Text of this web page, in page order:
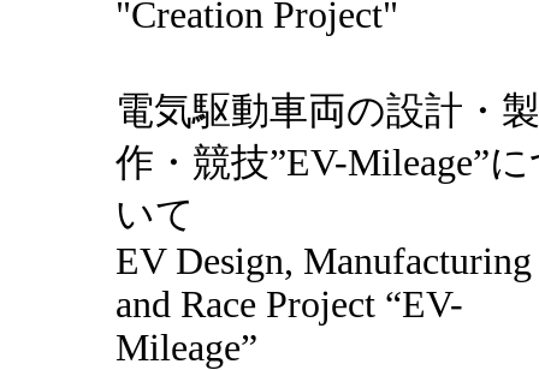
"Creation Project"
電気駆動車両の設計・製
作・競技”EV-Mileage”
いて
EV Design, Manufacturing
and Race Project “EV-
Mileage”